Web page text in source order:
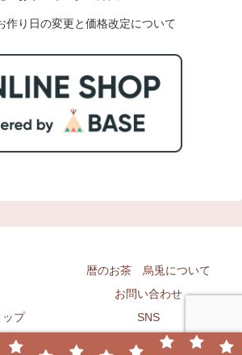
作り日の変更と価格改定について
暦のお茶 烏兎について
お問い合わせ
ップ
SNS